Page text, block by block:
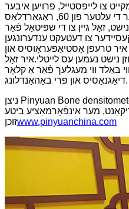
צו לייפסטייל, פרויען איבער
די עלטער פון 50 און מענטשן איבער די עלטער פון 60, ראַגאַרדלאַס
זאָל גיין צו די שפּיטאָל פֿאַר
צו דעטעקט ענדערונגען
איר טרעפן אָסטיאַפּעראָוסיס און
נישט נעמען עס לייטלי.איר זאָל
באַלד ווי מעגלעך פֿאַר אַ קלאָר
דיאַגנאָסיס און פרי באַהאַנדלונג.
ניצן Pinyuan Bone densitometer צו האַלטן דיין ביין געזונט, מיר
מער אינפֿאָרמאַציע ביטע
זוכןwww.pinyuanchina.com